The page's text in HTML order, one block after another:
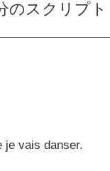
のスクリプト
je vais danser.